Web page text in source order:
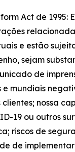
Act de
e estão
sejam
de
mundiais
nossa
19 ou outros
riscos de
de